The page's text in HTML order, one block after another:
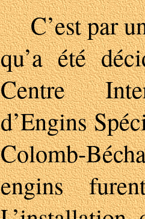
C’est par un
qu’a été
Centre
d’Engins
Colomb-
engins